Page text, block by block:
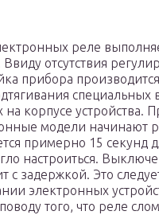
реле
отсутствия
прибора производится
специальных
корпусе устройства.
модели начинают
примерно 15 секунд
настроиться.
с задержкой. Это
электронных
того, что реле